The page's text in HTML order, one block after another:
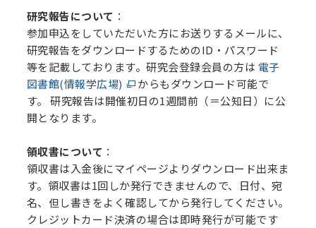
研究報告について ：
参加申込をしていただいた方にお送りするメールに、
研究報告をダウンロードするためのID・パスワード
等を記載しております。研究会登録会員の方は 電子
図書館(情報学広場)
からもダウンロード可能で
す。 研究報告は開催初日の1週間前（＝公知日）に公
開となります。
領収書について ：
領収書は入金後にマイページよりダウンロード出来ま
す。領収書は1回しか発行できませんので、日付、宛
名、但し書きをよく確認してから発行してください。
クレジットカード決済の場合は即時発行が可能です